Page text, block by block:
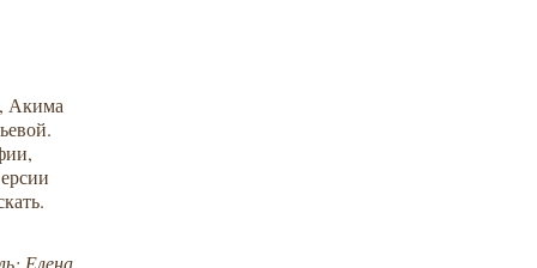
Акима
Елена